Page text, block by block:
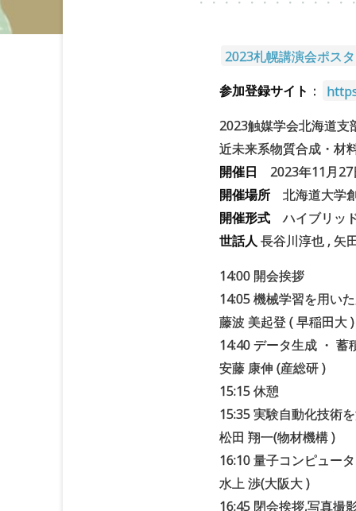
2023札幌講演会ポス
参加登録サイト ：
2023触媒学会北海道支
近未来系物質合成・材
開催日
2023年11月27
開催場所 北海道大学
開催形式 ハイブリッ
世話人 長谷川淳也 , 矢
14:00 開会挨拶
14:05 機械学習を用い
藤波 美起登 ( 早稲田大 )
14:40 データ生成 ・
安藤 康伸 (産総研 )
15:15 休憩
15:35 実験自動化技術
松田 翔一(物材機構 )
16:10 量子コンピュー
水上 渉(大阪大 )
16:45 閉会挨拶,写真撮